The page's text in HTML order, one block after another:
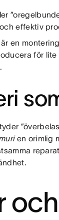
effektiv
en
för
en orimlig